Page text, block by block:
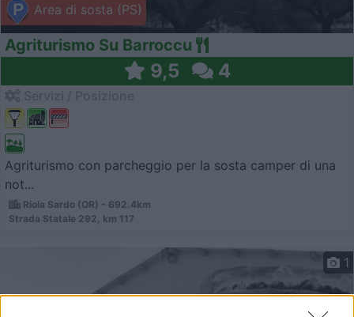
Area di sosta (PS)
Agriturismo Su Barroccu
9,5 4
Agriturismo con parcheggio per la sosta camper di una
not...
Riola Sardo (OR) - 692.4km
Strada Statale 292, km 117
1